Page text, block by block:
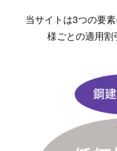
当サイトは3つの要
様ごとの適用割